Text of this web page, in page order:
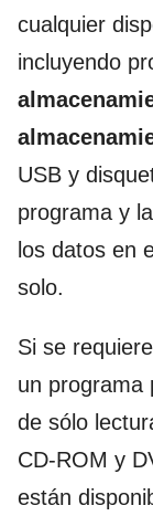
cualquier
incluyendo
USB y
programa y
los datos en
solo.
Si se
un programa
de sólo
CD-ROM y
están